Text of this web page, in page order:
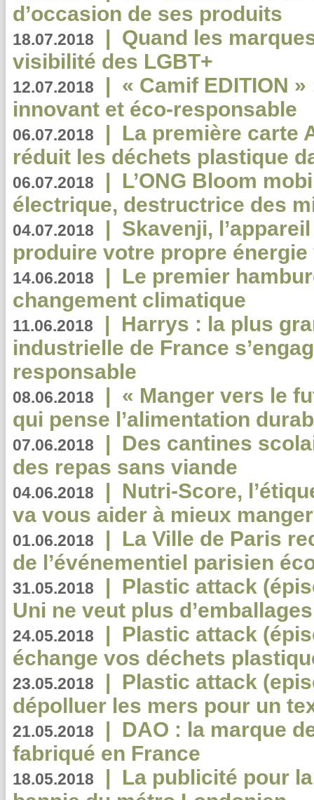
d’occasion de ses produits
18.07.2018 | Quand les
visibilité des LGBT+
12.07.2018 | « Camif EDITION
innovant et éco-responsable
06.07.2018 | La première carte
réduit les déchets plastique
06.07.2018 | L’ONG Bloom
électrique, destructrice des
04.07.2018 | Skavenji,
produire votre propre
14.06.2018 | Le premier
changement climatique
11.06.2018 | Harrys : la plus
industrielle de France
responsable
08.06.2018 | « Manger vers le
qui pense l’alimentation
07.06.2018 | Des cantines
des repas sans viande
04.06.2018 | Nutri-Score,
va vous aider à mieux
01.06.2018 | La Ville de Paris
de l’événementiel parisien
31.05.2018 | Plastic attack
Uni ne veut plus
24.05.2018 | Plastic attack
échange vos déchets
23.05.2018 | Plastic attack
dépolluer les mers pour un
21.05.2018 | DAO : la marque
fabriqué en France
18.05.2018 | La publicité pour